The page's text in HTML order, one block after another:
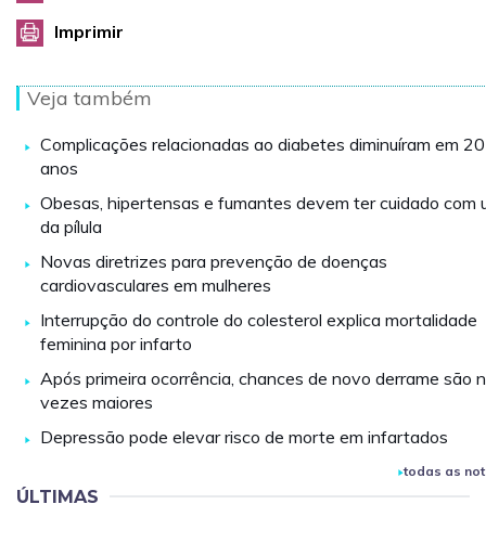
Imprimir
Veja também
Complicações relacionadas ao diabetes diminuíram em 20
anos
Obesas, hipertensas e fumantes devem ter cuidado com
da pílula
Novas diretrizes para prevenção de doenças
cardiovasculares em mulheres
Interrupção do controle do colesterol explica mortalidade
feminina por infarto
Após primeira ocorrência, chances de novo derrame são
vezes maiores
Depressão pode elevar risco de morte em infartados
todas as
ÚLTIMAS